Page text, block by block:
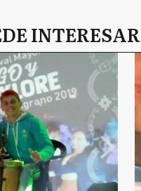
INTERESAR